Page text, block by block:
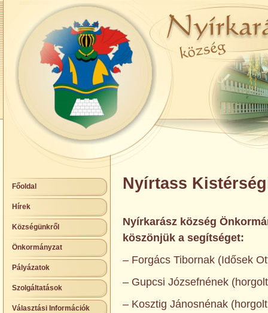
Főoldal
Hírek
Községünkről
Önkormányzat
Pályázatok
Szolgáltatások
Választási Információk
Nyírtass
Nyírkarász község
köszönjük a segítséget:
– Forgács Tibornak (Idősek
– Gupcsi Józsefnének
– Kosztig Jánosnénak